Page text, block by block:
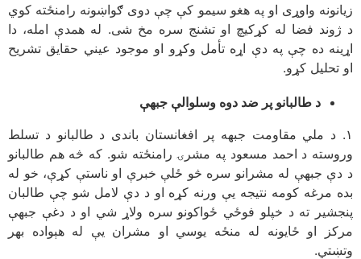
زيانونه واوړی او په هغو سيمو کې چې دوی ګواښونه رامنځته کوي
د ژوند فضا له کړکیچ او تشنج سره مخ شی. له همدې امله، دا
اړینه ده چې په دې اړه تأمل وکړو او موجود عیني حقایق تشریح
او تحلیل کړو.
د طالبانو پر ضد دوه وسلوالې جبهې
۱. د ملي مقاومت جبهه پر افغانستان باندی د طالبانو د تسلط
وروسته د احمد مسعود په مشرۍ رامنځته شو. که څه هم طالبانو
د دې جبهې له مشرانو سره څو ځلې خبرې او ناستې کړې، خو له
بده مرغه کومه نتیجه یې ورنه کړه او د دې لامل شو چې طالبان
پنجشیر ته د خپلو فوځي ځواکونو سره ولاړ شي او د دغې جبهې
مرکز او ځایونه له منځه یوسي او مشران یې له هېواده بهر
وتښتي.